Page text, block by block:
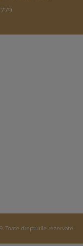
Toate drepturile rezervate.